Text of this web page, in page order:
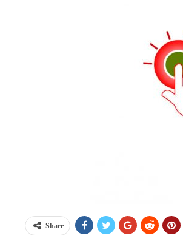
Share